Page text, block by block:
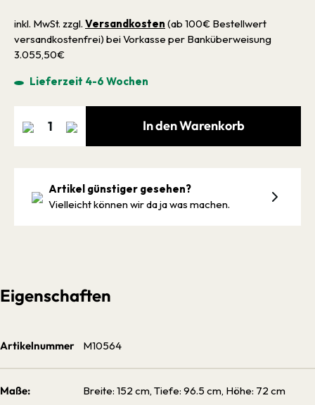
inkl. MwSt. zzgl. Versandkosten (ab 100€ Bestellwert
versandkostenfrei) bei Vorkasse per Banküberweisung
3.055,50€
Lieferzeit 4-6 Wochen
In den Warenkorb
Artikel günstiger gesehen?
Vielleicht können wir da ja was machen.
Eigenschaften
Artikelnummer M10564
Maße: Breite: 152 cm, Tiefe: 96.5 cm, Höhe: 72 cm